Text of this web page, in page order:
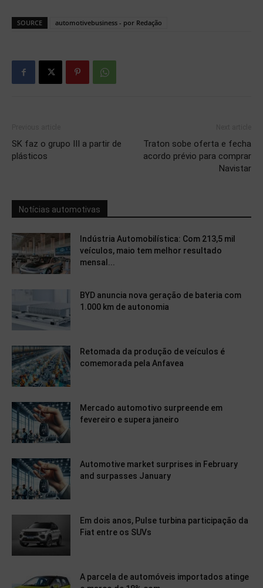
SOURCE automotivebusiness - por Redação
SK faz o grupo III a partir de
plásticos
Traton sobe oferta e fecha
acordo prévio para comprar
Navistar
Notícias automotivas
Indústria Automobilística: Com 213,5 mil
veículos, maio tem melhor resultado
mensal...
BYD anuncia nova geração de bateria com
1.000 km de autonomia
Retomada da produção de veículos é
comemorada pela Anfavea
Mercado automotivo surpreende em
fevereiro e supera janeiro
Automotive market surprises in February
and surpasses January
Em dois anos, Pulse turbina participação da
Fiat entre os SUVs
A parcela de automóveis importados atinge